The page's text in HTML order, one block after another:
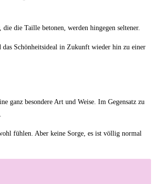
die Taille betonen, werden hingegen seltener.
Schönheitsideal in Zukunft wieder hin zu einer
ganz besondere Art und Weise. Im Gegensatz zu
fühlen. Aber keine Sorge, es ist völlig normal